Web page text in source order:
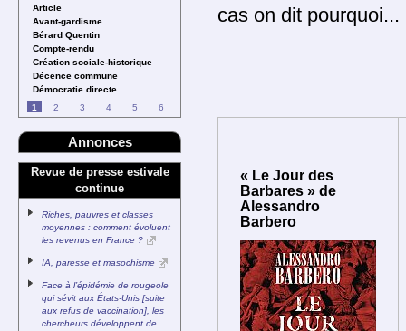
cas on dit pourquoi...
« Le Jour des
Barbares » de
Alessandro
Barbero
Article
Avant-gardisme
Bérard Quentin
Compte-rendu
Création sociale-historique
Décence commune
Démocratie directe
1
2 3 4 5 6
Annonces
Revue de presse estivale
continue
Riches, pauvres et classes
moyennes : comment évoluent
les revenus en France ?
IA, paresse et masochisme
Face à l’épidémie de rougeole
qui sévit aux États-Unis [suite
aux refus de vaccination], les
chercheurs développent de